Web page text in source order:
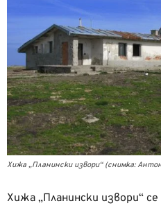
Хижа „Планински извори“ (снимка:
Хижа „Планински извори“